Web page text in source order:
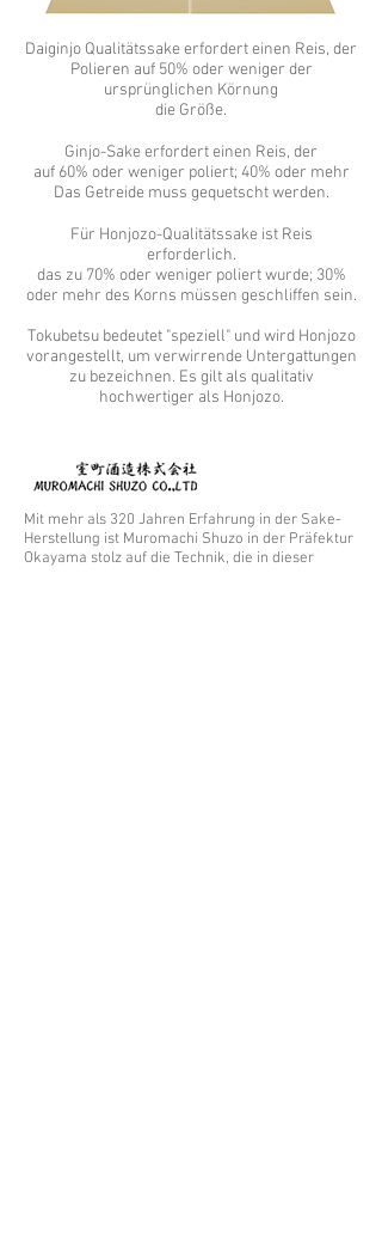
Daiginjo Qualitätssake erfordert einen Reis, der
Polieren auf 50% oder weniger der
ursprünglichen Körnung
die Größe.
Ginjo-Sake erfordert einen Reis, der
auf 60% oder weniger poliert; 40% oder mehr
Das Getreide muss gequetscht werden.
Für Honjozo-Qualitätssake ist Reis
erforderlich.
das zu 70% oder weniger poliert wurde; 30%
oder mehr des Korns müssen geschliffen sein.
Tokubetsu bedeutet "speziell" und wird Honjozo
vorangestellt, um verwirrende Untergattungen
zu bezeichnen. Es gilt als qualitativ
hochwertiger als Honjozo.
Mit mehr als 320 Jahren Erfahrung in der Sake-
Herstellung ist Muromachi Shuzo in der Präfektur
Okayama stolz auf die Technik, die in dieser